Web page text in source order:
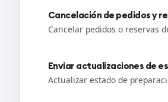
Cancelación de pedidos y
Cancelar pedidos o reservas
Enviar actualizaciones de
Actualizar estado de